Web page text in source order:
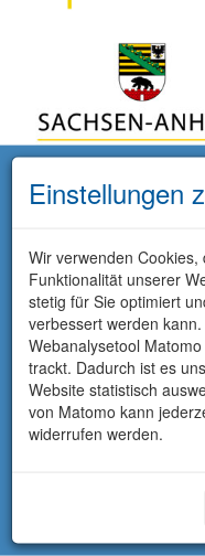
Einstellungen
Wir verwenden
Funktionalität unserer
stetig für Sie optimiert
verbessert werden
Webanalysetool
trackt. Dadurch ist es
Website statistisch
von Matomo kann
widerrufen werden.